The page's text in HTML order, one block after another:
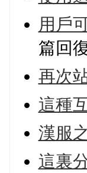
用戶
篇回
再次
這種
漢服
這裏